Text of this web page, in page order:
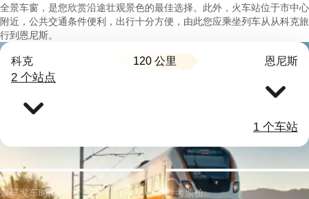
全景车窗，是您欣赏沿途壮观景色的最佳选择。此外，火车站位于市中心
附近，公共交通条件便利，出行十分方便，由此您应乘坐列车从从科克旅
行到恩尼斯。
科克 120 公里 恩尼斯
2 个站点
1 个车站
最早发车时间: 参考票价: